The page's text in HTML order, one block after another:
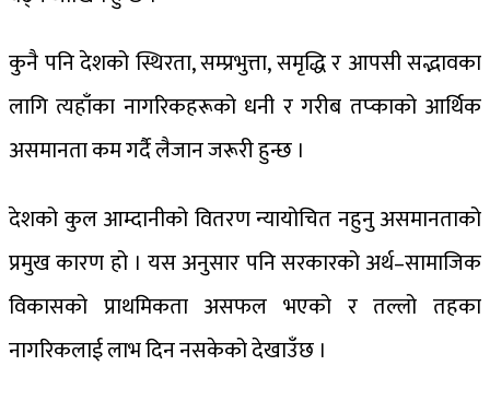
कुनै पनि देशको स्थिरता, सम्प्रभुत्ता, समृद्धि र आपसी सद्भावका
लागि त्यहाँका नागरिकहरूको धनी र गरीब तप्काको आर्थिक
असमानता कम गर्दै लैजान जरूरी हुन्छ ।
देशको कुल आम्दानीको वितरण न्यायोचित नहुनु असमानताको
प्रमुख कारण हो । यस अनुसार पनि सरकारको अर्थ–सामाजिक
विकासको प्राथमिकता असफल भएको र तल्लो तहका
नागरिकलाई लाभ दिन नसकेको देखाउँछ ।